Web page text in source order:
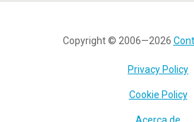
Copyright © 2006—2026
Privacy Policy
Cookie Policy